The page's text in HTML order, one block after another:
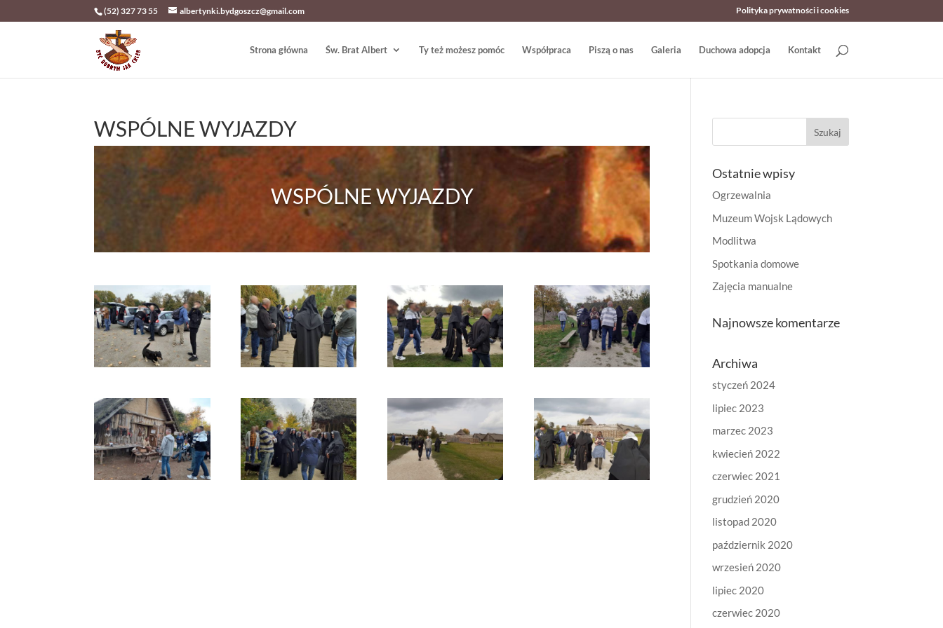
(52) 327 73 55 albertynki.bydgoszcz@gmail.com Polityka prywatności i cookies
Strona główna Św. Brat Albert Ty też możesz pomóc Współpraca Piszą o nas Galeria Duchowa adopcja Kontakt
WSPÓLNE WYJAZDY
WSPÓLNE WYJAZDY
Ostatnie wpisy
Ogrzewalnia
Muzeum Wojsk Lądowych
Modlitwa
Spotkania domowe
Zajęcia manualne
Najnowsze komentarze
Archiwa
styczeń 2024
lipiec 2023
marzec 2023
kwiecień 2022
czerwiec 2021
grudzień 2020
listopad 2020
październik 2020
wrzesień 2020
lipiec 2020
czerwiec 2020